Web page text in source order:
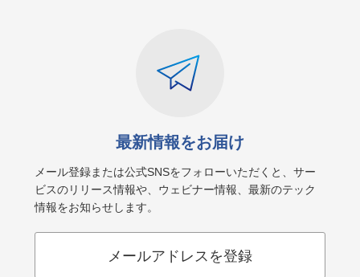
最新情報をお届け
メール登録または公式SNSをフォローいただくと、サー
ビスのリリース情報や、ウェビナー情報、最新のテック
情報をお知らせします。
メールアドレスを登録